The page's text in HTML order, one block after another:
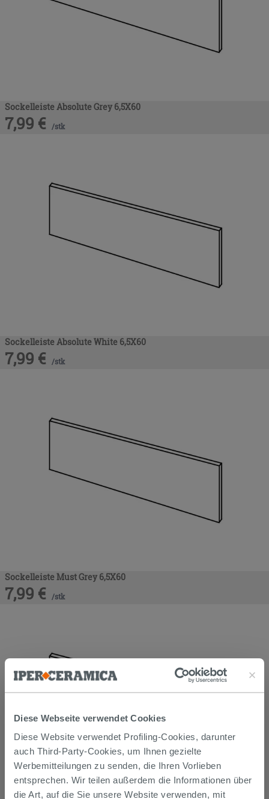
Diese Webseite verwendet Cookies
Diese Website verwendet Profiling-Cookies, darunter
auch Third-Party-Cookies, um Ihnen gezielte
Werbemitteilungen zu senden, die Ihren Vorlieben
entsprechen. Wir teilen außerdem die Informationen über
die Art, auf die Sie unsere Website verwenden, mit
Sockelleiste Absolute Grey 6,5X60
7,99 € /stk
Sockelleiste Absolute White 6,5X60
7,99 € /stk
Sockelleiste Must Grey 6,5X60
7,99 € /stk